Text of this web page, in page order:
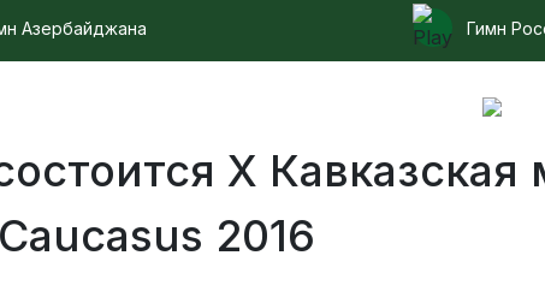
Азербайджана Гимн
X
2016